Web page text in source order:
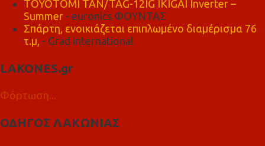
TOYOTOMI TAN/TAG-12IG IKIGAI Inverter –
Summer - euronics ΦΟΥΝΤΑΣ
Σπάρτη, ενοικιάζεται επιπλωμένο διαμέρισμα 76
τ.μ, - Grad international
LAKONES.gr
Φόρτωση...
ΟΔΗΓΟΣ ΛΑΚΩΝΙΑΣ